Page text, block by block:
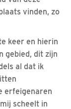
vinden, zo
keer en hierin
gebied, dit zijn
al dat ik
erfeigenaren
scheelt in